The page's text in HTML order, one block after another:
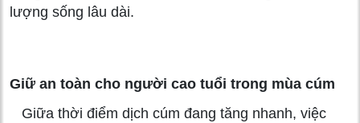
lượng sống lâu dài.
Giữ an toàn cho người cao tuổi trong mùa cúm
Giữa thời điểm dịch cúm đang tăng nhanh, việc